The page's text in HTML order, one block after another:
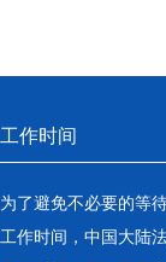
工作时间
为了避免不必要的等
工作时间，中国大陆